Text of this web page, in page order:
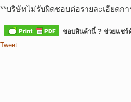
**บริษัทไม่รับผิดชอบต่อรายละเอียด
ชอบสินค้านี้ ? ช่วยแชร์
Tweet